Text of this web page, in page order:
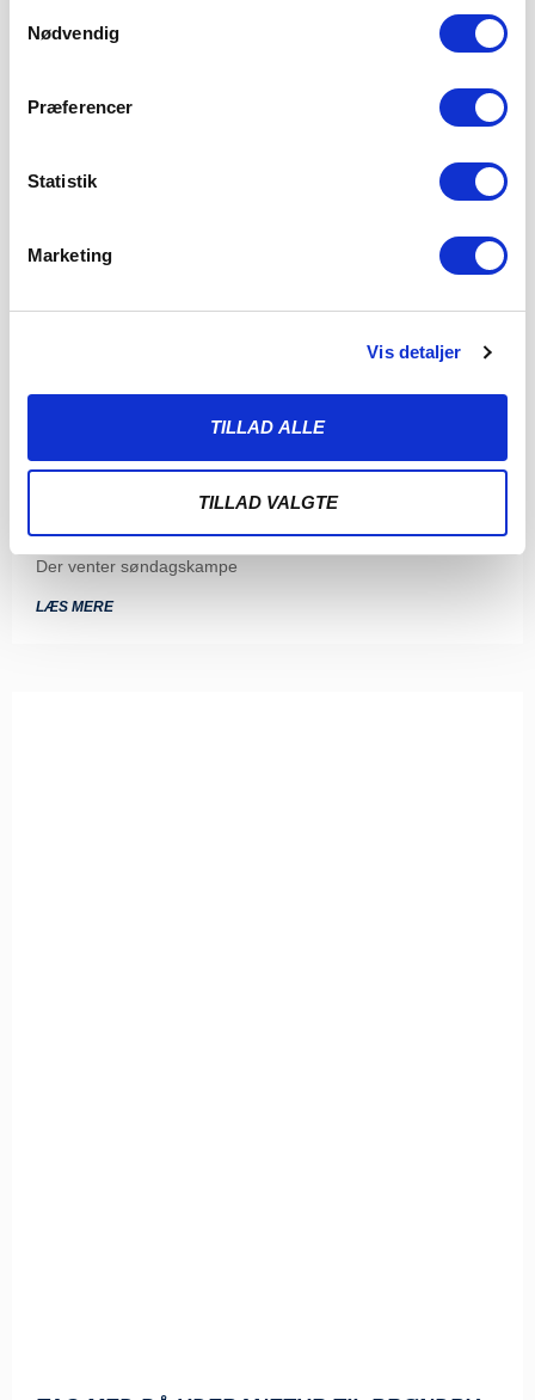
Nødvendig
Præferencer
Statistik
Marketing
Vis detaljer
TILLAD ALLE
TILLAD VALGTE
STORE SØNDAGSSLAG VENTER
Kampene i runde 8 og 9 i 3F Superliga er nu programsat.
Der venter søndagskampe
LÆS MERE